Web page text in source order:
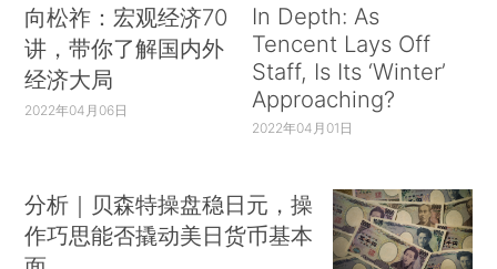
向松祚：宏观经济70
讲，带你了解国内外
经济大局
2022年04月06日
In Depth: As
Tencent Lays Off
Staff, Is Its ‘Winter’
Approaching?
2022年04月01日
分析｜贝森特操盘稳日元，操
作巧思能否撬动美日货币基本